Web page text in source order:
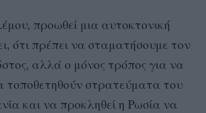
προωθεί μια αυτοκτονική
ότι πρέπει να σταματήσουμε τον
αλλά ο μόνος τρόπος για να
τοποθετηθούν στρατεύματα του
και να προκληθεί η Ρωσία να